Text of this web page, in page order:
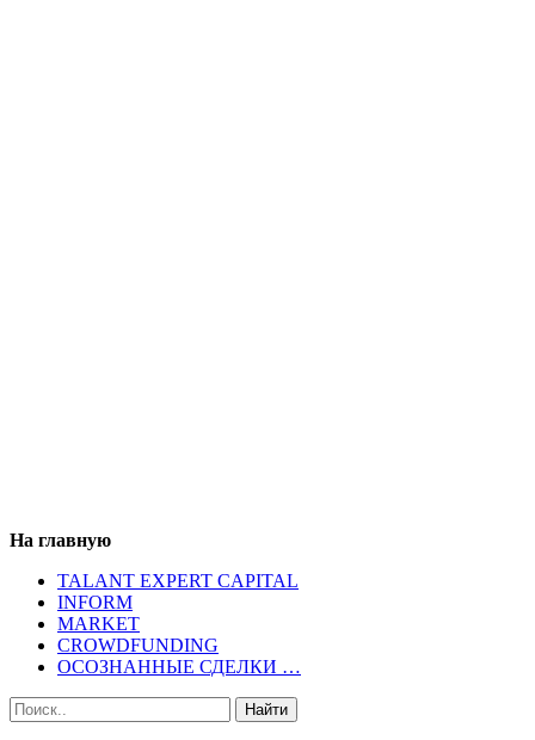
На главную
TALANT EXPERT CAPITAL
INFORM
MARKET
CROWDFUNDING
ОСОЗНАННЫЕ СДЕЛКИ …